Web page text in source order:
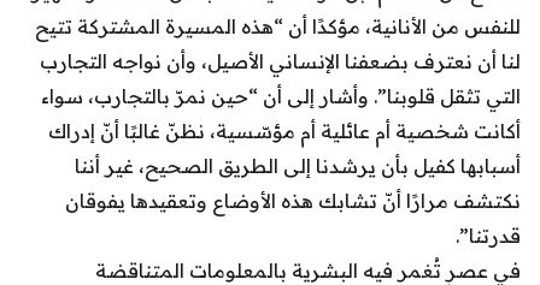
للنفس من الأنانية، مؤكدًا أن “هذه المسيرة المشتركة تتيح
لنا أن نعترف بضعفنا الإنساني الأصيل، وأن نواجه التجارب
التي تثقل قلوبنا”. وأشار إلى أن “حين نمرّ بالتجارب، سواء
أكانت شخصية أم عائلية أم مؤسّسية، نظنّ غالبًا أنّ إدراك
أسبابها كفيل بأن يرشدنا إلى الطريق الصحيح، غير أننا
نكتشف مرارًا أنّ تشابك هذه الأوضاع وتعقيدها يفوقان
قدرتنا”.
في عصرٍ تُغمر فيه البشرية بالمعلومات المتناقضة